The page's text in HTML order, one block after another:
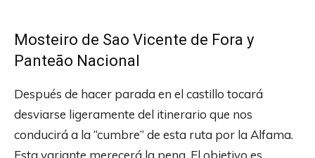
Mosteiro de Sao Vicente de Fora y
Panteão Nacional
Después de hacer parada en el castillo tocará
desviarse ligeramente del itinerario que nos
conducirá a la “cumbre” de esta ruta por la Alfama.
Esta variante merecerá la pena. El objetivo es